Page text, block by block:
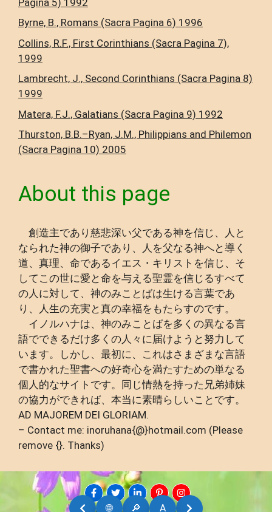
🌐 🔎 A
Byrne, B., Romans (Sacra Pagina 6) 1996
Collins, R.F., First Corinthians (Sacra Pagina 7),
1999
Lambrecht, J., Second Corinthians (Sacra Pagina 8)
1999
Matera, F.J., Galatians (Sacra Pagina 9) 1992
Thurston, B.B.–Ryan, J.M., Philippians and Philemon
(Sacra Pagina 10) 2005
About this page
創造主であり慈悲深い父である神を信じ、人と
なられた神の御子であり、人を父なる神へと導く
道、真理、命であるイエス・キリストを信じ、そ
してこの世に愛と命を与える聖霊を信じるすべて
の人に対して、神のみことばは生ける言葉であ
り、人生の充実と真の幸福をもたらすのです。
イノルハナは、神のみことばを多くの異なる言
語でできるだけ多くの人々に届けようと努力して
います。しかし、最初に、これはさまざまな言語
で書かれた聖書への好奇心を満たすための単なる
個人的なサイトです。同じ情熱を持った兄弟姉妹
の協力ができれば、本当に素晴らしいことです。
AD MAJOREM DEI GLORIAM.
– Contact me: inoruhana{@}hotmail.com (Please
remove {}. Thanks)